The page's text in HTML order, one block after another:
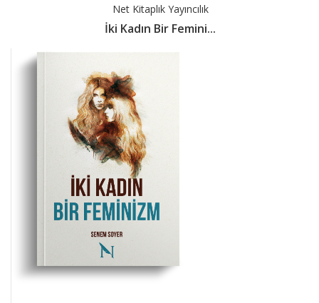
Net Kitaplık Yayıncılık
İki Kadın Bir Femini...